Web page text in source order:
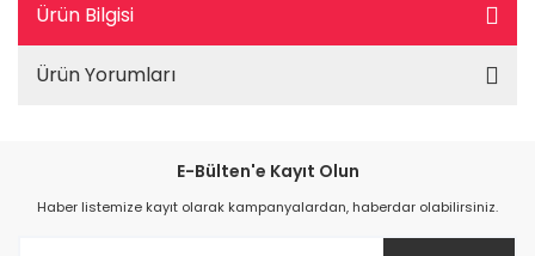
Ürün Bilgisi
Ürün Yorumları
E-Bülten'e Kayıt Olun
Haber listemize kayıt olarak kampanyalardan, haberdar olabilirsiniz.